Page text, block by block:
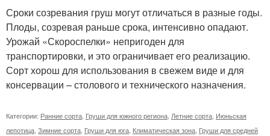
Сроки созревания груш могут отличаться в разные годы.
Плоды, созревая раньше срока, интенсивно опадают.
Урожай «Скороспелки» непригоден для
транспортировки, и это ограничивает его реализацию.
Сорт хорош для использования в свежем виде и для
консервации – столового и технического назначения.
Категории: Ранние сорта Груши для южного региона Летние сорта Июньская
лепотица Зимние сорта Груши для юга Климатическая зона Груши для средней